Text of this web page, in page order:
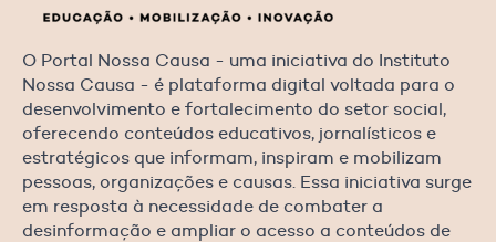
O Portal Nossa Causa - uma iniciativa do Instituto
Nossa Causa - é plataforma digital voltada para o
desenvolvimento e fortalecimento do setor social,
oferecendo conteúdos educativos, jornalísticos e
estratégicos que informam, inspiram e mobilizam
pessoas, organizações e causas. Essa iniciativa surge
em resposta à necessidade de combater a
desinformação e ampliar o acesso a conteúdos de